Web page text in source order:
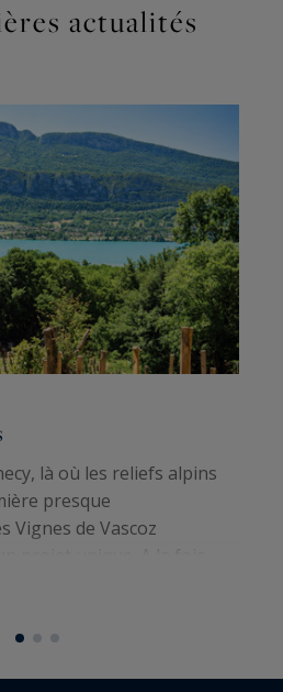
actualités
là où les reliefs alpins
presque
Vignes de Vascoz
de création, il incarne une